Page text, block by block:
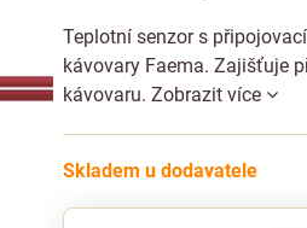
Teplotní senzor s
kávovary Faema. Zajišťuje
kávovaru.Zobrazit více
Skladem u dodavatele